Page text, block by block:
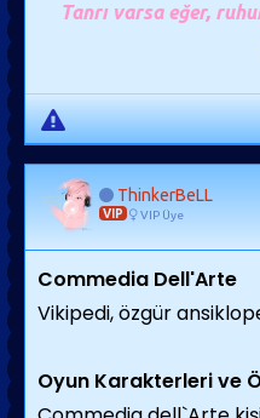
Tanrı varsa eğer,
ThinkerBeLL
VIP VIP Üye
Commedia Dell'Arte
Vikipedi, özgür
Oyun Karakterleri ve